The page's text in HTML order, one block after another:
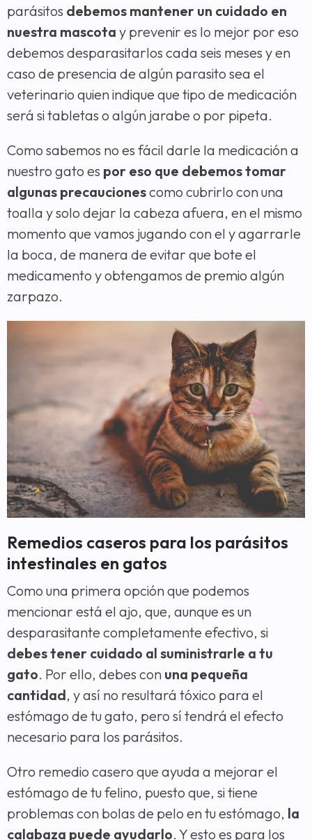
parásitos debemos mantener un cuidado en
nuestra mascota y prevenir es lo mejor por eso
debemos desparasitarlos cada seis meses y en
caso de presencia de algún parasito sea el
veterinario quien indique que tipo de medicación
será si tabletas o algún jarabe o por pipeta.
Como sabemos no es fácil darle la medicación a
nuestro gato es por eso que debemos tomar
algunas precaucionescomo cubrirlo con una
toalla y solo dejar la cabeza afuera, en el mismo
momento que vamos jugando con el y agarrarle
la boca, de manera de evitar que bote el
medicamento y obtengamos de premio algún
zarpazo.
Remedios caseros para los parásitos
intestinales en gatos
Como una primera opción que podemos
mencionar está el ajo, que, aunque es un
desparasitante completamente efectivo, si
debes tener cuidado al suministrarle a tu
gato. Por ello, debes con una pequeña
cantidad, y así no resultará tóxico para el
estómago de tu gato, pero sí tendrá el efecto
necesario para los parásitos.
Otro remedio casero que ayuda a mejorar el
estómago de tu felino, puesto que, si tiene
problemas con bolas de pelo en tu estómago, la
calabaza puede ayudarlo. Y esto es para los